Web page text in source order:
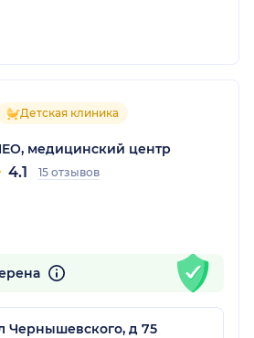
Детская клиника
медицинский центр
4.1 15 отзывов
Чернышевского, д 75